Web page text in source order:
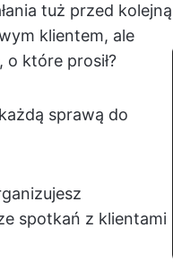
tuż przed kolejną
klientem, ale
które prosił?
sprawą do
spotkań z klientami